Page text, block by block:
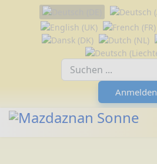
Sprache auswählen
Anmelden